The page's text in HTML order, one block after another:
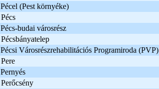
Pécel (Pest környéke)
Pécs
Pécs-budai városrész
Pécsbányatelep
Pécsi Városrészrehabilitációs Programiroda (PVP)
Pere
Pernyés
Perőcsény